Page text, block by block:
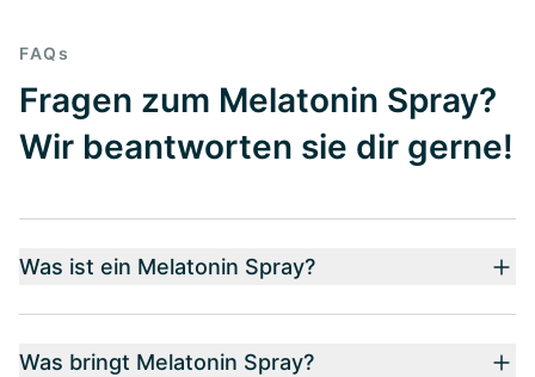
FAQs
Fragen zum Melatonin Spray?
Wir beantworten sie dir gerne!
Was ist ein Melatonin Spray?
Was bringt Melatonin Spray?